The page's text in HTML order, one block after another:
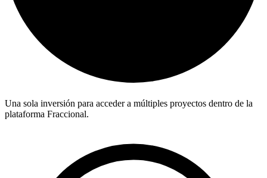
Una sola inversión para acceder a múltiples proyectos dentro de la
plataforma Fraccional.